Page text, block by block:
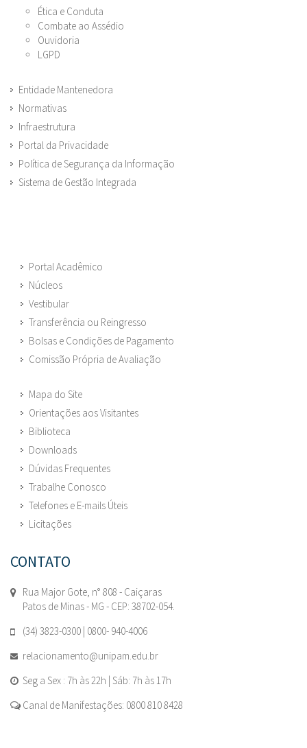
Ética e Conduta
Combate ao Assédio
Ouvidoria
LGPD
Entidade Mantenedora
Normativas
Infraestrutura
Portal da Privacidade
Política de Segurança da Informação
Sistema de Gestão Integrada
Portal Acadêmico
Núcleos
Vestibular
Transferência ou Reingresso
Bolsas e Condições de Pagamento
Comissão Própria de Avaliação
Mapa do Site
Orientações aos Visitantes
Biblioteca
Downloads
Dúvidas Frequentes
Trabalhe Conosco
Telefones e E-mails Úteis
Licitações
CONTATO
Rua Major Gote, n° 808 - Caiçaras
Patos de Minas - MG - CEP: 38702-054.
(34) 3823-0300 | 0800- 940-4006
relacionamento@unipam.edu.br
Seg a Sex : 7h às 22h | Sáb: 7h às 17h
Canal de Manifestações: 0800 810 8428